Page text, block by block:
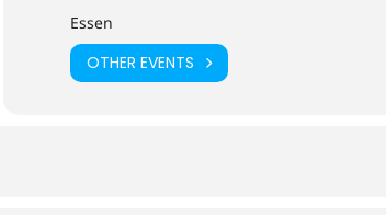
Essen
OTHER EVENTS